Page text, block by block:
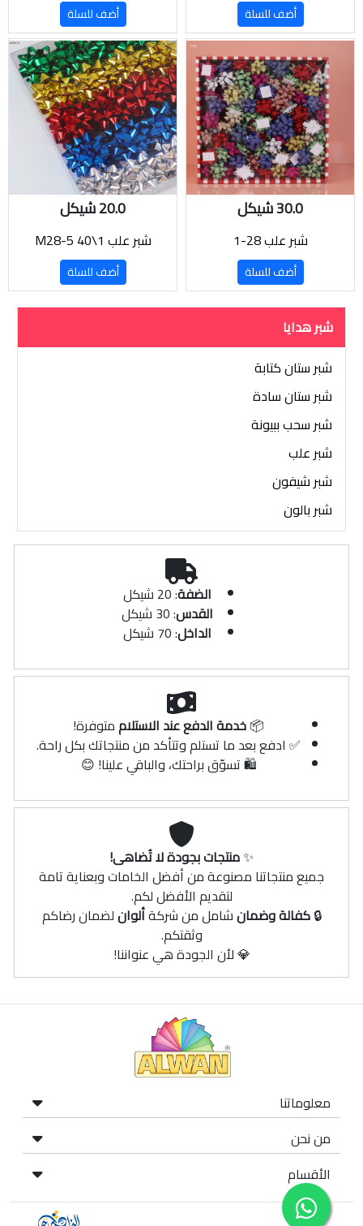
أضف للسلة أضف للسلة
30.0 شيكل
شبر علب 28-1
أضف للسلة
20.0 شيكل
شبر علب 1\40 M28-5
أضف للسلة
شبر هدايا
شبر ستان كتابة
شبر ستان سادة
شبر سحب ببيونة
شبر علب
شبر شيفون
شبر بالون
الضفة: 20 شيكل
القدس: 30 شيكل
الداخل: 70 شيكل
📦خدمة الدفع عند الاستلاممتوفرة!
✅ ادفع بعد ما تستلم وتتأكد من منتجاتك بكل راحة.
🛍️ تسوّق براحتك، والباقي علينا! 😊
✨منتجات بجودة لا تُضاهى!
جميع منتجاتنا مصنوعة من أفضل الخامات وبعناية تامة
لتقديم الأفضل لكم.
🔒كفالة وضمانشامل من شركةألوانلضمان رضاكم
وثقتكم.
💎 لأن الجودة هي عنواننا!
معلوماتنا
من نحن
الأقسام